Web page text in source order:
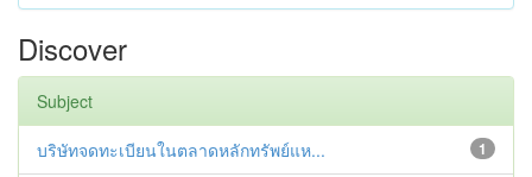
Discover
Subject
1
บริษัทจดทะเบียนในตลาดหลักทรัพย์แห...